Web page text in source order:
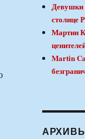
Девушки
столице
Мартин
Martin